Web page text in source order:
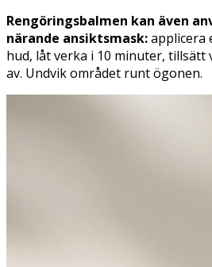
Rengöringsbalmen kan även
närande ansiktsmask:applicera
hud, låt verka i 10 minuter, tillsätt
av. Undvik området runt ögonen.